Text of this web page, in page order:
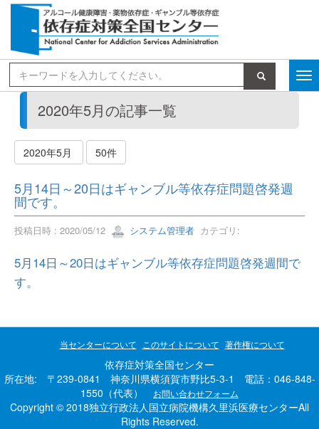
検索
2020年5月の記事一覧
2020年5月 50件
5月14日～20日はギャンブル等依存症問題啓発週
間です。
投稿日時 : 2020/05/12 システム管理者 カテゴリ:
5月14日～20日はギャンブル等依存症問題啓発週間で
す。
当センターについて このサイトについて 著作権について
依存症対策全国センター
所在地: 〒239-0841 神奈川県横須賀市野比5-3-1 電話：046-848-
1550（代表）
お問い合わせフォーム
Copyright © 2018独立行政法人国立病院機構久里浜医療センターAll
Rights Reserved.